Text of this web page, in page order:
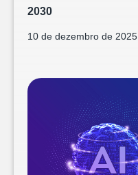
2030
10 de dezembro de 2025